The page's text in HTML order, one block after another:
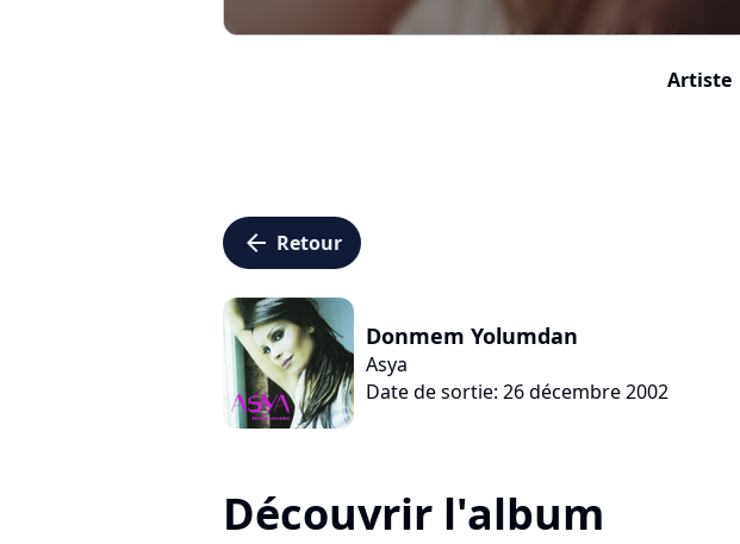
Artiste
arrow_left Retour
Donmem Yolumdan
Asya
Date de sortie: 26 décembre 2002
Découvrir l'album